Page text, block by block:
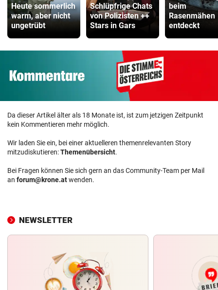
Heute sommerlich
warm, aber nicht
ungetrübt
Schlüpfrige Chats
von Polizisten ++
Stars in Gars
beim
Rasenmähen
entdeckt
Da dieser Artikel älter als 18 Monate ist, ist zum jetzigen Zeitpunkt
kein Kommentieren mehr möglich.
Wir laden Sie ein, bei einer aktuelleren themenrelevanten Story
mitzudiskutieren:Themenübersicht.
Bei Fragen können Sie sich gern an das Community-Team per Mail
an forum@krone.atwenden.
NEWSLETTER